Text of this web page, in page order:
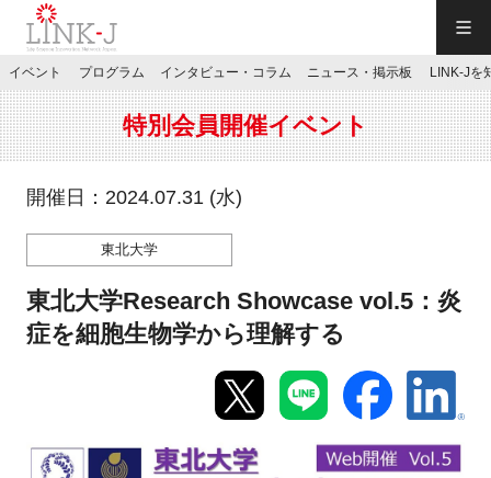
JP／EN
特別会員専用メニュー
施設ご予約
マイページ
イベント プログラム インタビュー・コラム ニュース・掲示板 LINK-Jを
特別会員開催イベント
開催日：2024.07.31 (水)
東北大学
東北大学Research Showcase vol.5：炎
症を細胞生物学から理解する